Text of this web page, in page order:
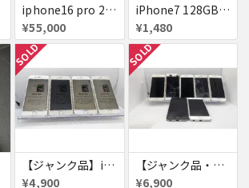
iphone16 pro 256gb ブラックチタニウム
¥55,000
iPhone7 128GB 赤ロム SoftBank ジャンク ゴールド A1779 パスコード不明 送料無料
¥1,480
SOLD
【ジャンク品】iPhone6s ４台セット
¥4,900
SOLD
【ジャンク品・初期化済・SIMロック解除済】iPhone6 7台セット
¥6,900